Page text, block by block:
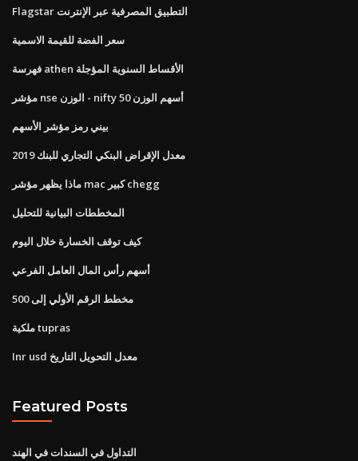
Flagstar التطبيق المصرفية عبر الإنترنت
سعر الفضة للقيمة الاسمية
فهرسة athen الأقساط السنوية المؤجلة
مؤشر nse الوزن - nifty 50 أسهم الوزن
بيني رمز مؤشر الأسهم
معدل الإقراض البنكي التجاري للبنك 2019
ماذا يظهر مؤشر mac كبير chegg
المخططات البيانية للتحليل
كيف توقف الخسارة خلال اليوم
أسهم رأس المال العامل الفرعي
مخطط الرقم الأولي إلى 500
ملكية tupras
Inr usd معدل التحويل التاريخ
Featured Posts
التداول في السندات في الهند